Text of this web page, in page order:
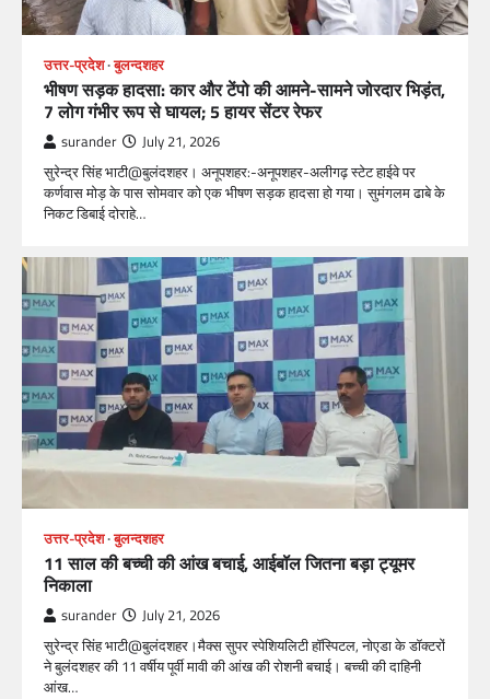
उत्तर-प्रदेश बुलन्दशहर
भीषण सड़क हादसा: कार और टेंपो की आमने-सामने जोरदार भिड़ंत,
7 लोग गंभीर रूप से घायल; 5 हायर सेंटर रेफर​
surander July 21, 2026
सुरेन्द्र सिंह भाटी@बुलंदशहर। अनूपशहर:-अनूपशहर-अलीगढ़ स्टेट हाईवे पर
कर्णवास मोड़ के पास सोमवार को एक भीषण सड़क हादसा हो गया। सुमंगलम ढाबे के
निकट डिबाई दोराहे…
उत्तर-प्रदेश बुलन्दशहर
11 साल की बच्ची की आंख बचाई, आईबॉल जितना बड़ा ट्यूमर
निकाला
surander July 21, 2026
सुरेन्द्र सिंह भाटी@बुलंदशहर।मैक्स सुपर स्पेशियलिटी हॉस्पिटल, नोएडा के डॉक्टरों
ने बुलंदशहर की 11 वर्षीय पूर्वी मावी की आंख की रोशनी बचाई। बच्ची की दाहिनी
आंख…